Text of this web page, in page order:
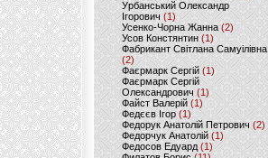
Урбанський Олександр
Ігорович (1)
Усенко-Чорна Жанна (2)
Усов Констянтин(1)
Фабрикант Світлана Самуілівна
(2)
Фаєрмарк Сергій(1)
Фаєрмарк Сергій
Олександрович (1)
Файст Валерій(1)
Федєєв Ігор (1)
Федорук Анатолій Петрович (2)
Федорчук Анатолій (1)
Федосов Едуард (1)